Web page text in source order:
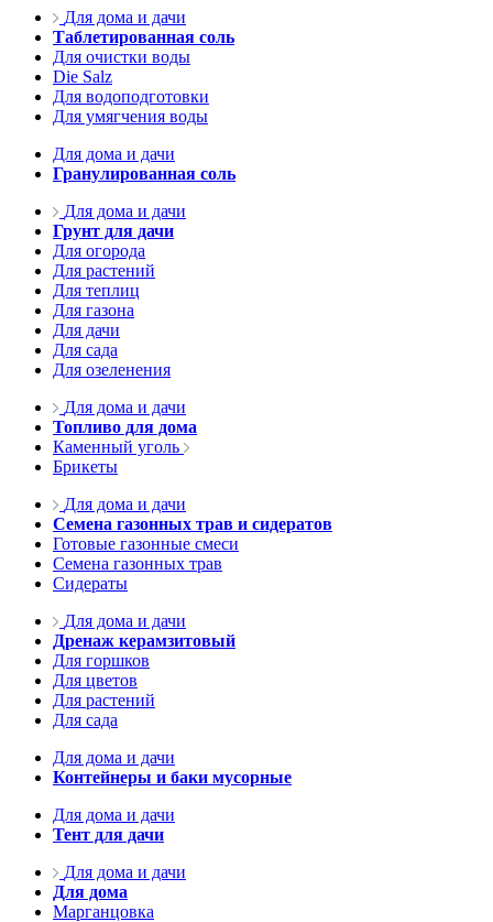
Для дома и дачи
Таблетированная соль
Для очистки воды
Die Salz
Для водоподготовки
Для умягчения воды
Для дома и дачи
Гранулированная соль
Для дома и дачи
Грунт для дачи
Для огорода
Для растений
Для теплиц
Для газона
Для дачи
Для сада
Для озеленения
Для дома и дачи
Топливо для дома
Каменный уголь
Брикеты
Для дома и дачи
Семена газонных трав и сидератов
Готовые газонные смеси
Семена газонных трав
Сидераты
Для дома и дачи
Дренаж керамзитовый
Для горшков
Для цветов
Для растений
Для сада
Для дома и дачи
Контейнеры и баки мусорные
Для дома и дачи
Тент для дачи
Для дома и дачи
Для дома
Марганцовка